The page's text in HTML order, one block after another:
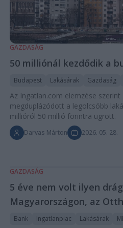
GAZDASÁG
50 milliónál kezdődik a
Budapest Lakásárak Gazdaság
Az Ingatlan.com elemzése
megduplázódott a legolcsóbb
millióról 50 millió forintra ugrott.
Darvas Márton 2026. 05. 28.
GAZDASÁG
5 éve nem volt ilyen
Magyarországon, az
Bank Ingatlanpiac Lakásárak